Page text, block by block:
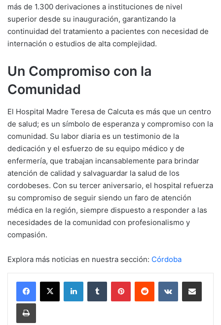
más de 1.300 derivaciones a instituciones de nivel
superior desde su inauguración, garantizando la
continuidad del tratamiento a pacientes con necesidad de
internación o estudios de alta complejidad.
Un Compromiso con la
Comunidad
El Hospital Madre Teresa de Calcuta es más que un centro
de salud; es un símbolo de esperanza y compromiso con la
comunidad. Su labor diaria es un testimonio de la
dedicación y el esfuerzo de su equipo médico y de
enfermería, que trabajan incansablemente para brindar
atención de calidad y salvaguardar la salud de los
cordobeses. Con su tercer aniversario, el hospital refuerza
su compromiso de seguir siendo un faro de atención
médica en la región, siempre dispuesto a responder a las
necesidades de la comunidad con profesionalismo y
compasión.
Explora más noticias en nuestra sección: Córdoba
LinkedInTumblr PinterestReddit VKontakteCompartir por mail
Imprimir